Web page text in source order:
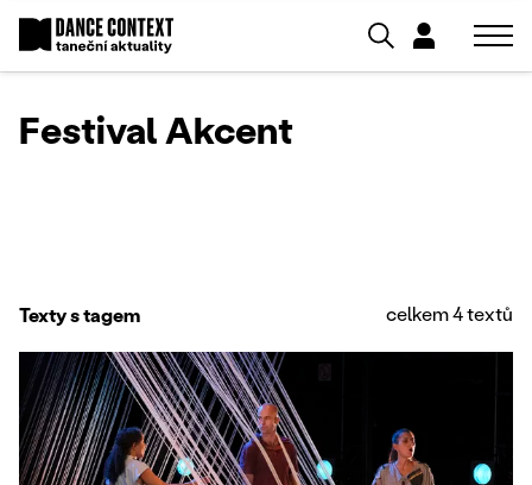
Festival Akcent
Texty s tagem celkem 4 textů